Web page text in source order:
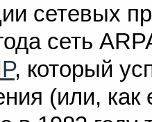
сетевых
сеть
, который
(или, как